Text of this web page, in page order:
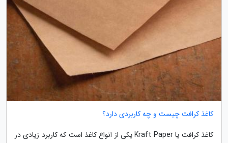
کاغذ کرافت چیست و چه کاربردی دارد؟
کاغذ کرافت یا Kraft Paper یکی از انواع کاغذ است که کاربرد زیادی در